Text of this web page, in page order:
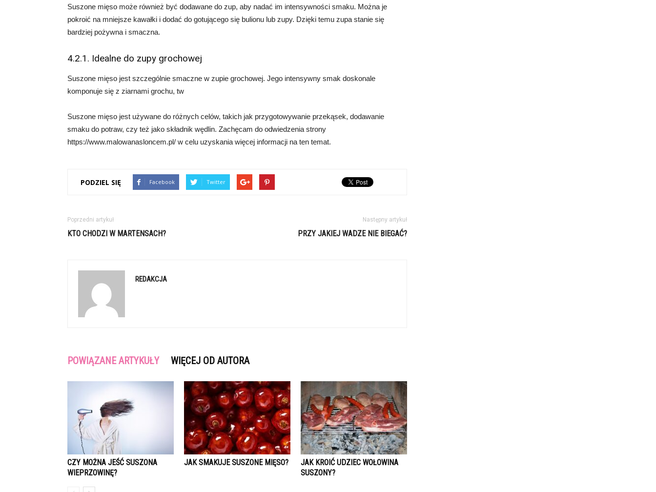
Suszone mięso może również być dodawane do zup, aby nadać im intensywności smaku. Można je
pokroić na mniejsze kawałki i dodać do gotującego się bulionu lub zupy. Dzięki temu zupa stanie się
bardziej pożywna i smaczna.
4.2.1. Idealne do zupy grochowej
Suszone mięso jest szczególnie smaczne w zupie grochowej. Jego intensywny smak doskonale
komponuje się z ziarnami grochu, tw
Suszone mięso jest używane do różnych celów, takich jak przygotowywanie przekąsek, dodawanie
smaku do potraw, czy też jako składnik wędlin. Zachęcam do odwiedzenia strony
https://www.malowanasloncem.pl/ w celu uzyskania więcej informacji na ten temat.
PODZIEL SIĘ Facebook Twitter
Poprzedni artykuł
KTO CHODZI W MARTENSACH?
Następny artykuł
PRZY JAKIEJ WADZE NIE BIEGAĆ?
REDAKCJA
POWIĄZANE ARTYKUŁY WIĘCEJ OD AUTORA
CZY MOŻNA JEŚĆ SUSZONA
WIEPRZOWINĘ?
JAK SMAKUJE SUSZONE MIĘSO?
JAK KROIĆ UDZIEC WOŁOWINA
SUSZONY?